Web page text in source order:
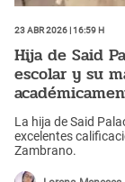
23 Abr 2026 | 16:59 h
Hija de Said
escolar y su
La hija de Said
excelentes
Zambrano.